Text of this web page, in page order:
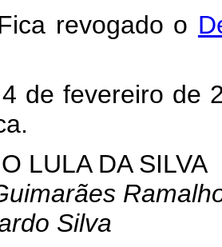
revogado o
de fevereiro de
LULA DA SILVA
Silva